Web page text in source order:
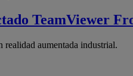
TeamViewer
realidad aumentada industrial.